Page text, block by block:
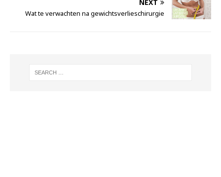
NEXT
Wat te verwachten na gewichtsverlieschirurgie